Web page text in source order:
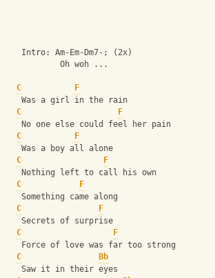
   Intro: Am-Em-Dm7-; (2x)
           Oh woh ...
C
F
   Was a girl in the rain
C
F
   No one else could feel her pain
C
F
   Was a boy all alone
C
F
   Nothing left to call his own
C
F
   Something came along
C
F
   Secrets of surprise
C
F
   Force of love was far too strong
C
Bb
   Saw it in their eyes